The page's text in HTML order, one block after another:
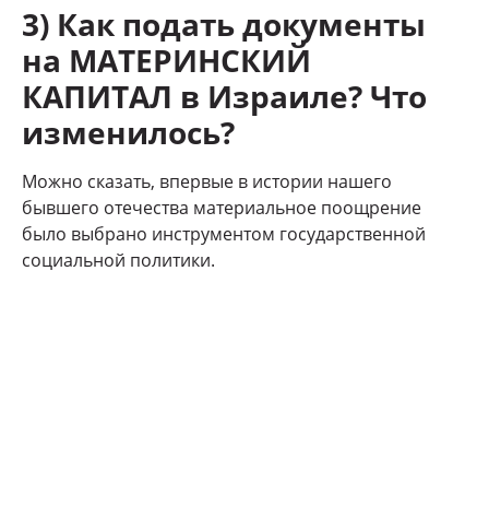
3) Как подать документы
на МАТЕРИНСКИЙ
КАПИТАЛ в Израиле? Что
изменилось?
Можно сказать, впервые в истории нашего
бывшего отечества материальное поощрение
было выбрано инструментом государственной
социальной политики.